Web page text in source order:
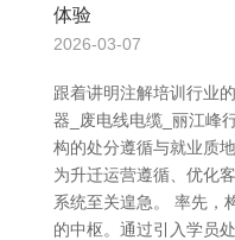
体验
2026-03-07
跟着讲明注解培训行业
器_废电线电缆_丽江峰
构的处分遵循与就业质
为升迁运营遵循、优化
系统至关遑急。 率先，
的中枢。通过引入学员